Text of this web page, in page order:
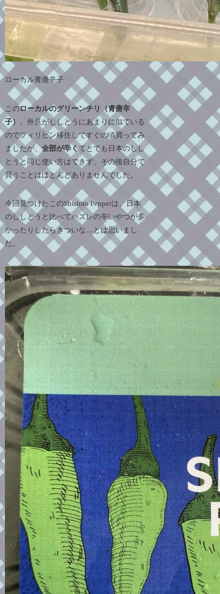
ローカル青唐辛子
このローカルのグリーンチリ（青唐辛
子）
、外見がししとうにあまりに似ている
のでフィリピン移住してすぐの頃買ってみ
ましたが、全部が辛く て とても日本のしし
とうと同じ使い方はできず 、その後自分で
買うことはほとんどありませんでした。
今回見つけたこのShishito Pepperは、日本
のししとうと比べてハズレの辛いやつが多
かったりしたらきついな…とは思いまし
た。